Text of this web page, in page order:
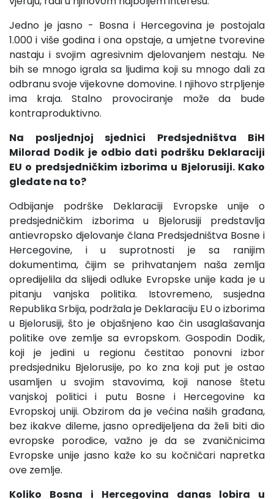
Jedno je jasno - Bosna i Hercegovina je postojala
1.000 i više godina i ona opstaje, a umjetne tvorevine
nastaju i svojim agresivnim djelovanjem nestaju. Ne
bih se mnogo igrala sa ljudima koji su mnogo dali za
odbranu svoje vijekovne domovine. I njihovo strpljenje
ima kraja. Stalno provociranje može da bude
kontraproduktivno.
Na posljednjoj sjednici Predsjedništva BiH
Milorad Dodik je odbio dati podršku Deklaraciji
EU o predsjedničkim izborima u Bjelorusiji. Kako
gledate na to?
Odbijanje podrške Deklaraciji Evropske unije o
predsjedničkim izborima u Bjelorusiji predstavlja
antievropsko djelovanje člana Predsjedništva Bosne i
Hercegovine, i u suprotnosti je sa ranijim
dokumentima, čijim se prihvatanjem naša zemlja
opredijelila da slijedi odluke Evropske unije kada je u
pitanju vanjska politika. Istovremeno, susjedna
Republika Srbija, podržala je Deklaraciju EU o izborima
u Bjelorusiji, što je objašnjeno kao čin usaglašavanja
politike ove zemlje sa evropskom. Gospodin Dodik,
koji je jedini u regionu čestitao ponovni izbor
predsjedniku Bjelorusije, po ko zna koji put je ostao
usamljen u svojim stavovima, koji nanose štetu
vanjskoj politici i putu Bosne i Hercegovine ka
Evropskoj uniji. Obzirom da je većina naših građana,
bez ikakve dileme, jasno opredijeljena da želi biti dio
evropske porodice, važno je da se zvaničnicima
Evropske unije jasno kaže ko su kočničari napretka
ove zemlje.
Koliko Bosna i Hercegovina danas lobira u